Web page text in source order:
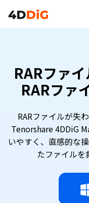
RARファ
RARファ
RARファイルが失
Tenorshare 4DDiG
いやすく、直感的な
たファイルを